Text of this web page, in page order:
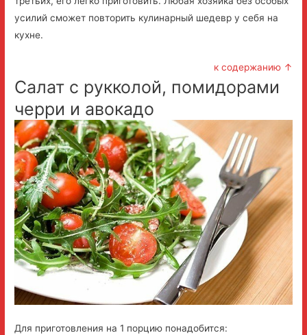
усилий сможет повторить кулинарный шедевр у себя на
кухне.
к содержанию ↑
Салат с рукколой, помидорами
черри и авокадо
Для приготовления на 1 порцию понадобится: